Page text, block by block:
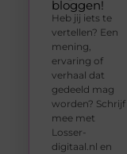
bloggen!
Heb jij iets te
vertellen? Een
mening,
ervaring of
verhaal dat
gedeeld mag
worden? Schrijf
mee met
Losser-
digitaal.nl en